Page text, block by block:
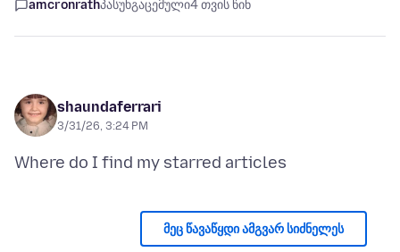
amcronrathპასუხგაცემული4 თვის წინ
shaundaferrari
3/31/26, 3:24 PM
მეც წავაწყდი ამგვარ სიძნელეს